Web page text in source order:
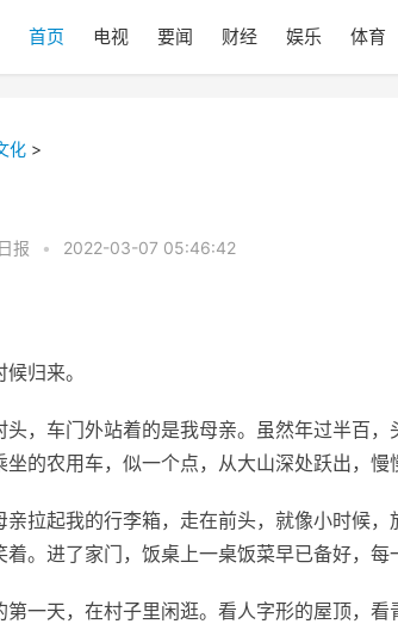
首页 电视 要闻 财经 娱乐 体育
化 >
报 • 2022-03-07 05:46:42
归来。
头，车门外站着的是我母亲。虽然年过半百
的农用车，似一个点，从大山深处跃出，慢
亲拉起我的行李箱，走在前头，就像小时候
。进了家门，饭桌上一桌饭菜早已备好，每
第一天，在村子里闲逛。看人字形的屋顶，